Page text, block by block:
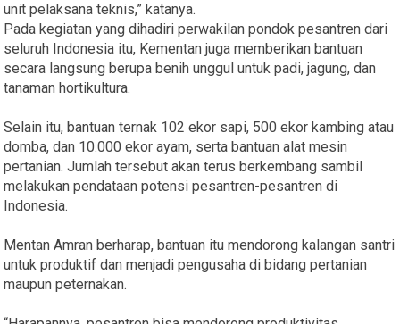
unit pelaksana teknis,” katanya.
Pada kegiatan yang dihadiri perwakilan pondok pesantren dari
seluruh Indonesia itu, Kementan juga memberikan bantuan
secara langsung berupa benih unggul untuk padi, jagung, dan
tanaman hortikultura.
Selain itu, bantuan ternak 102 ekor sapi, 500 ekor kambing atau
domba, dan 10.000 ekor ayam, serta bantuan alat mesin
pertanian. Jumlah tersebut akan terus berkembang sambil
melakukan pendataan potensi pesantren-pesantren di
Indonesia.
Mentan Amran berharap, bantuan itu mendorong kalangan santri
untuk produktif dan menjadi pengusaha di bidang pertanian
maupun peternakan.